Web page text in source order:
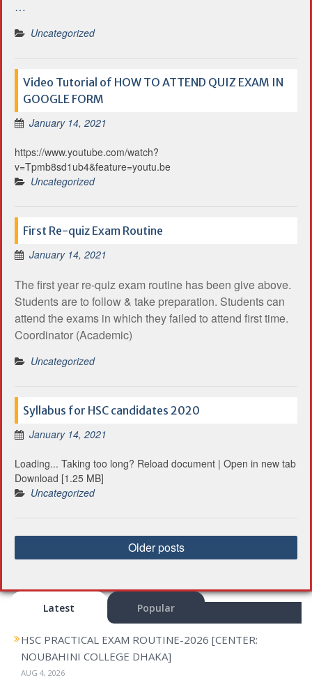
…
Uncategorized
Video Tutorial of HOW TO ATTEND QUIZ EXAM IN
GOOGLE FORM
January 14, 2021
https://www.youtube.com/watch?
v=Tpmb8sd1ub4&feature=youtu.be
Uncategorized
First Re-quiz Exam Routine
January 14, 2021
The first year re-quiz exam routine has been give above.
Students are to follow & take preparation. Students can
attend the exams in which they failed to attend first time.
Coordinator (Academic)
Uncategorized
Syllabus for HSC candidates 2020
January 14, 2021
Loading... Taking too long? Reload document | Open in new tab
Download [1.25 MB]
Uncategorized
P
o
t
a
v
i
Older posts
Latest Popular
HSC PRACTICAL EXAM ROUTINE-2026 [CENTER:
NOUBAHINI COLLEGE DHAKA]
AUG 4, 2026